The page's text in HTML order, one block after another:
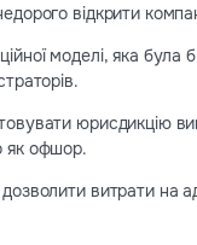
відкрити
моделі, яка була
юрисдикцію
як офшор.
витрати на